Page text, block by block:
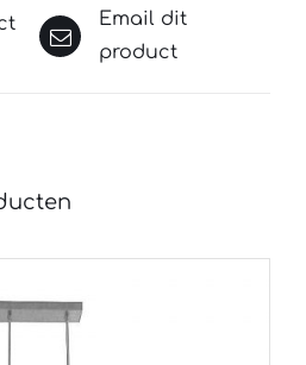
Email dit
product